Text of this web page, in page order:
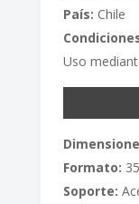
País: Chile
Uso
Formato:
Soporte: